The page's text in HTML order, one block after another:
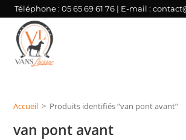
Téléphone : 05 65 69 61 76| E-mail :
Accueil > Produits identifiés “van pont avant”
van pont avant